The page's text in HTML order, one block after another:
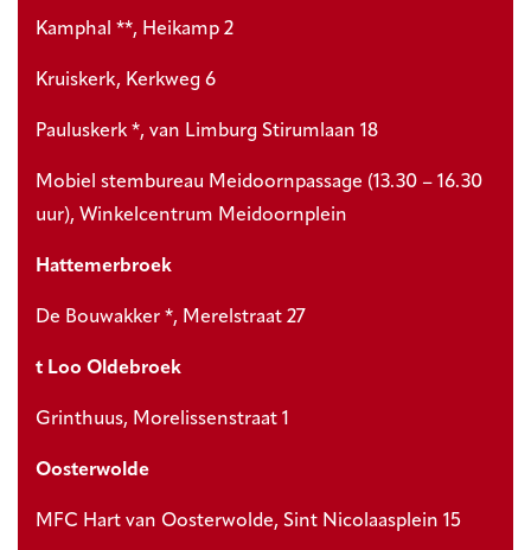
Kamphal **, Heikamp 2
Kruiskerk, Kerkweg 6
Pauluskerk *, van Limburg Stirumlaan 18
Mobiel stembureau Meidoornpassage (13.30 – 16.30
uur), Winkelcentrum Meidoornplein
Hattemerbroek
De Bouwakker *, Merelstraat 27
t Loo Oldebroek
Grinthuus, Morelissenstraat 1
Oosterwolde
MFC Hart van Oosterwolde, Sint Nicolaasplein 15